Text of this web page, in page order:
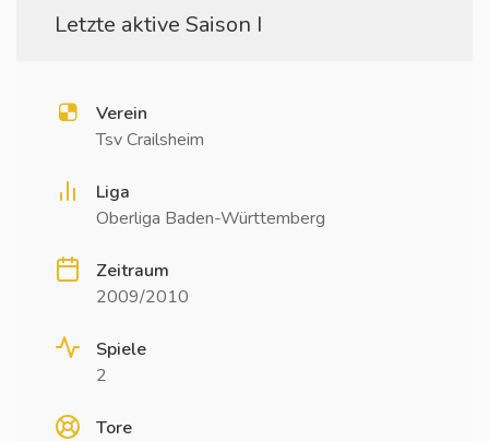
Letzte aktive Saison I
Verein
Tsv Crailsheim
Liga
Oberliga Baden-Württemberg
Zeitraum
2009/2010
Spiele
2
Tore